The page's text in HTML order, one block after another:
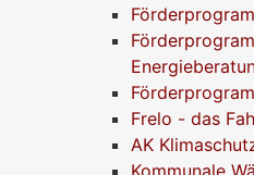
Frelo - das
AK
Kommunale